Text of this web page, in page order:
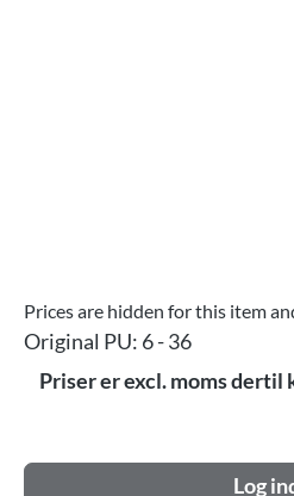
Prices are hidden for this item
Original PU: 6 - 36
Priser er excl. moms dertil
Log